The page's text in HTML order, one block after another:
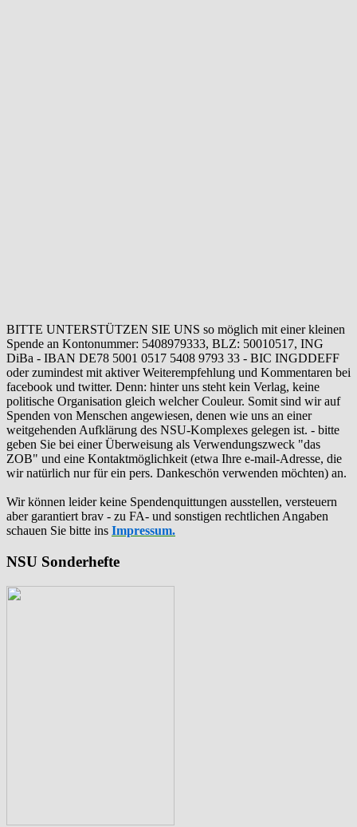
BITTE UNTERSTÜTZEN SIE UNS so möglich mit einer kleinen
Spende an Kontonummer: 5408979333, BLZ: 50010517, ING
DiBa - IBAN DE78 5001 0517 5408 9793 33 - BIC INGDDEFF
oder zumindest mit aktiver Weiterempfehlung und Kommentaren bei
facebook und twitter. Denn: hinter uns steht kein Verlag, keine
politische Organisation gleich welcher Couleur. Somit sind wir auf
Spenden von Menschen angewiesen, denen wie uns an einer
weitgehenden Aufklärung des NSU-Komplexes gelegen ist. - bitte
geben Sie bei einer Überweisung als Verwendungszweck "das
ZOB" und eine Kontaktmöglichkeit (etwa Ihre e-mail-Adresse, die
wir natürlich nur für ein pers. Dankeschön verwenden möchten) an.
Wir können leider keine Spendenquittungen ausstellen, versteuern
aber garantiert brav - zu FA- und sonstigen rechtlichen Angaben
schauen Sie bitte ins Impressum.
NSU Sonderhefte